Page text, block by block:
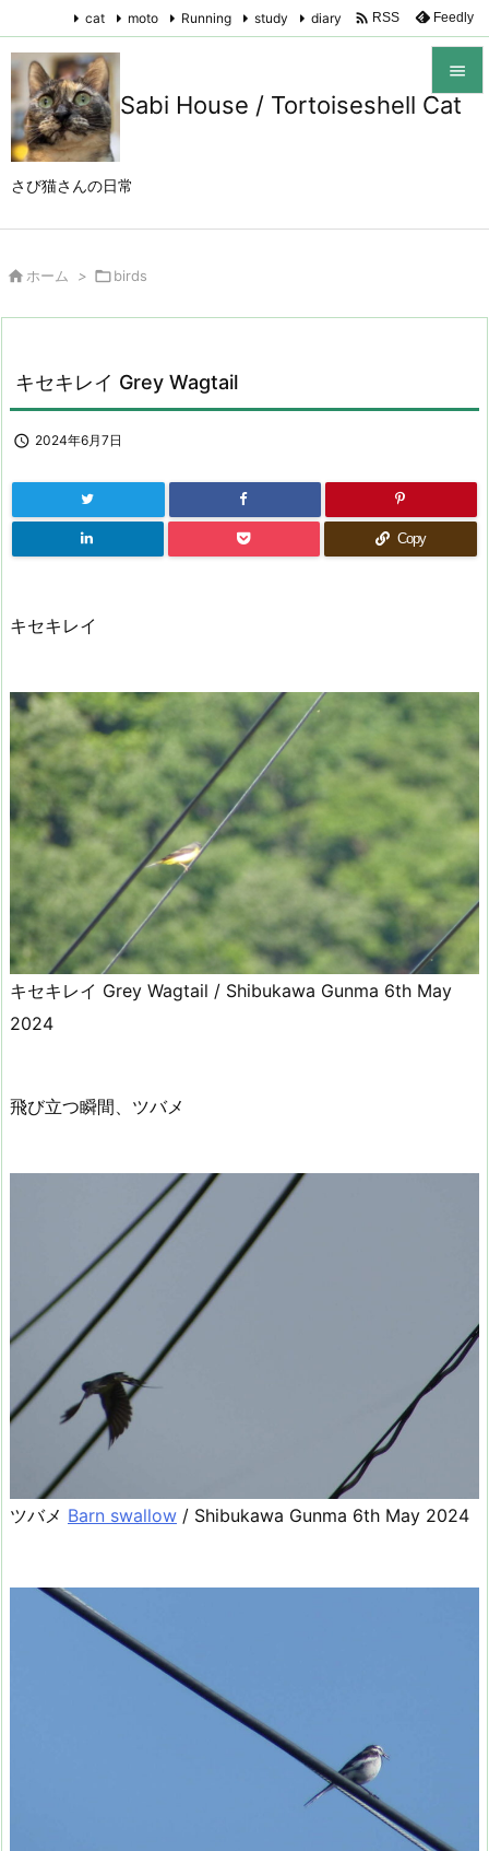
Sabi House / Tortoiseshell Cat
さび猫さんの日常



cat moto Running study diary  RSS Feedly
 ホーム > birds
キセキレイ Grey Wagtail
 2024年6月7日
Copy
キセキレイ
キセキレイ Grey Wagtail / Shibukawa Gunma 6th May
2024
飛び立つ瞬間、ツバメ
ツバメ Barn swallow / Shibukawa Gunma 6th May 2024